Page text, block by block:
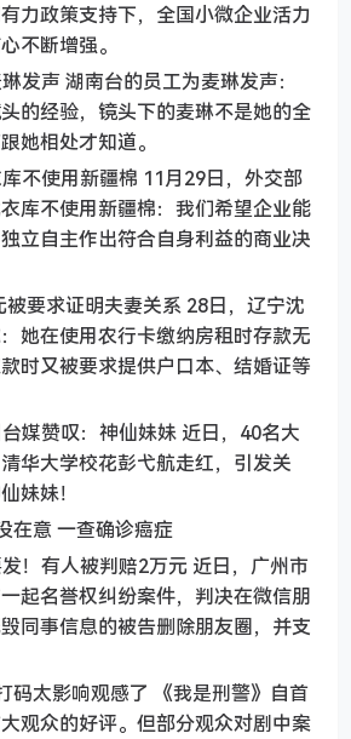
力政策支持下，全国小微企业活力
不断增强。
发声 湖南台的员工为麦琳发声：
的经验，镜头下的麦琳不是她的全
她相处才知道。
不使用新疆棉 11月29日，外交部
库不使用新疆棉：我们希望企业能
立自主作出符合自身利益的商业决
要求证明夫妻关系 28日，辽宁沈
她在使用农行卡缴纳房租时存款无
时又被要求提供户口本、结婚证等
媒赞叹：神仙妹妹 近日，40名大
华大学校花彭弋航走红，引发关
妹妹！
在意 一查确诊癌症
！有人被判赔2万元 近日，广州市
起名誉权纠纷案件，判决在微信朋
同事信息的被告删除朋友圈，并支
码太影响观感了 《我是刑警》自首
观众的好评。但部分观众对剧中案